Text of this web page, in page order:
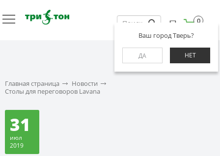
Ваш город Тверь?
ДА НЕТ
0
Главная страница
Новости
Столы для переговоров Lavana
31
июл
2019